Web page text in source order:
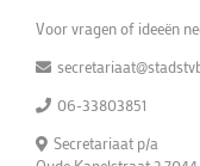
Voor vragen of ideeën
06-33803851
Secretariaat p/a